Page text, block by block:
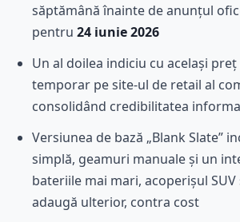
săptămână înainte de anunțul
pentru 24 iunie 2026
Un al doilea indiciu cu același
temporar pe site-ul de retail al
consolidând credibilitatea
Versiunea de bază „Blank Slate”
simplă, geamuri manuale și un
bateriile mai mari, acoperișul SUV
adaugă ulterior, contra cost